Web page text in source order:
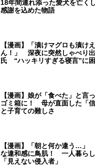
18年間連れ添った愛犬を亡
感謝を込めた物語
【漫画】「漬けマグロも漬け
ん！」 深夜に突然しゃべり
氏 “ハッキリすぎる寝言”に
【漫画】娘が「食べた」と言
ゴミ箱に！ 母が直面した「信
と子育ての難しさ
【漫画】「朝と何か違う…」
な違和感に鳥肌！ 一人暮ら
「見えない侵入者」